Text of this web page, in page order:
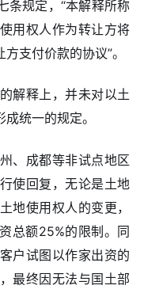
条规定，“本解释所称
用权人作为转让方将
支付价款的协议”。
解释上，并未对以土
统一的规定。
、成都等非试点地区
使回复，无论是土地
地使用权人的变更，
总额25%的限制。同
户试图以作家出资的
最终因无法与国土部